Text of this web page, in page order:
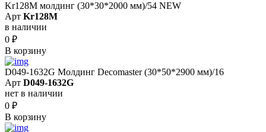
Kr128M молдинг (30*30*2000 мм)/54 NEW
Арт Kr128M
в наличии
0 ₽
В корзину
D049-1632G Молдинг Decomaster (30*50*2900 мм)/16
Арт D049-1632G
нет в наличии
0 ₽
В корзину